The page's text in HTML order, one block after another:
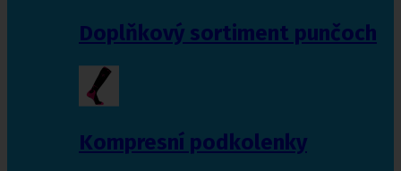
Doplňkový sortiment punčoch
Kompresní podkolenky